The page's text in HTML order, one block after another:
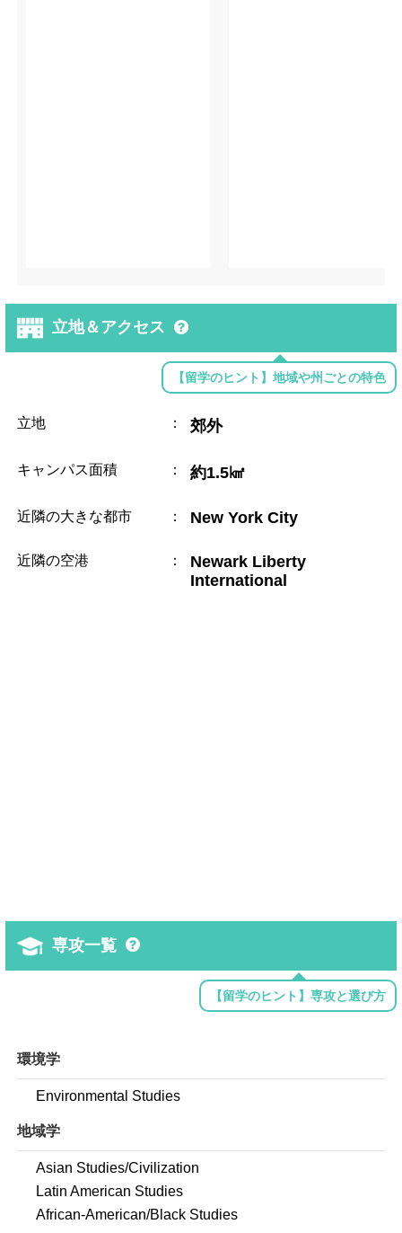
立地＆アクセス
【留学のヒント】地域や州ごとの特色
立地 ： 郊外
キャンパス面積 ： 約1.5㎢
近隣の大きな都市 ： New York City
近隣の空港 ：
Newark Liberty
International
専攻一覧
【留学のヒント】専攻と選び方
環境学
Environmental Studies
地域学
Asian Studies/Civilization
Latin American Studies
African-American/Black Studies